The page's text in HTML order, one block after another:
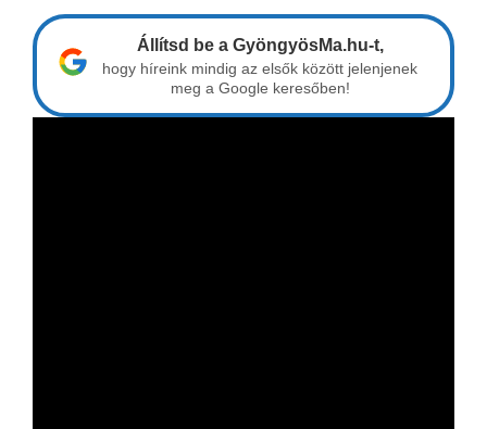
Állítsd be a GyöngyösMa.hu-t,
hogy híreink mindig az elsők között jelenjenek
meg a Google keresőben!